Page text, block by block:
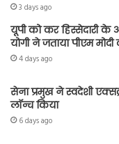
3 days ago
यूपी को कर हिस्सेदारी के
योगी ने जताया पीएम
4 days ago
सेना प्रमुख ने स्वदेशी
लॉन्च किया
6 days ago